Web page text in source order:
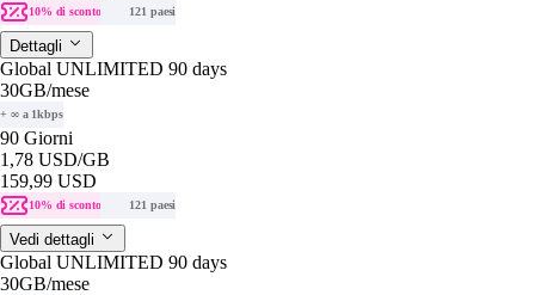
10% di sconto 121 paesi
Dettagli
Global UNLIMITED 90 days
30GB/mese
+ ∞ a 1kbps
90 Giorni
1,78 USD/GB
159,99 USD
10% di sconto 121 paesi
Vedi dettagli
Global UNLIMITED 90 days
30GB/mese